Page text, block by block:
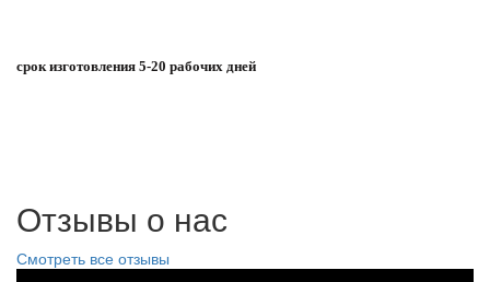
срок изготовления 5-20 рабочих дней
Отзывы о нас
Смотреть все отзывы